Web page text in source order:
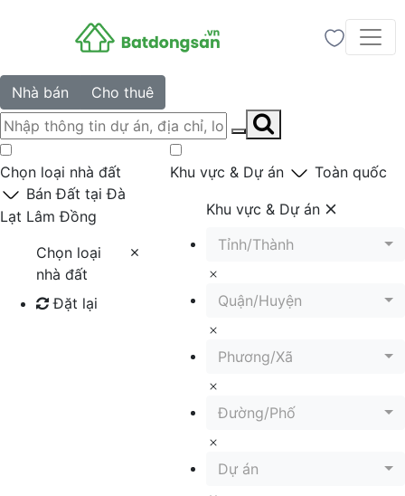
Nhà bán Cho thuê
Chọn loại nhà đất
Bán Đất tại Đà
Lạt Lâm Đồng
Chọn loại
nhà đất
Đặt lại
Khu vực & Dự án Toàn quốc
Khu vực & Dự án
Tỉnh/Thành
Quận/Huyện
Phương/Xã
Đường/Phố
Dự án